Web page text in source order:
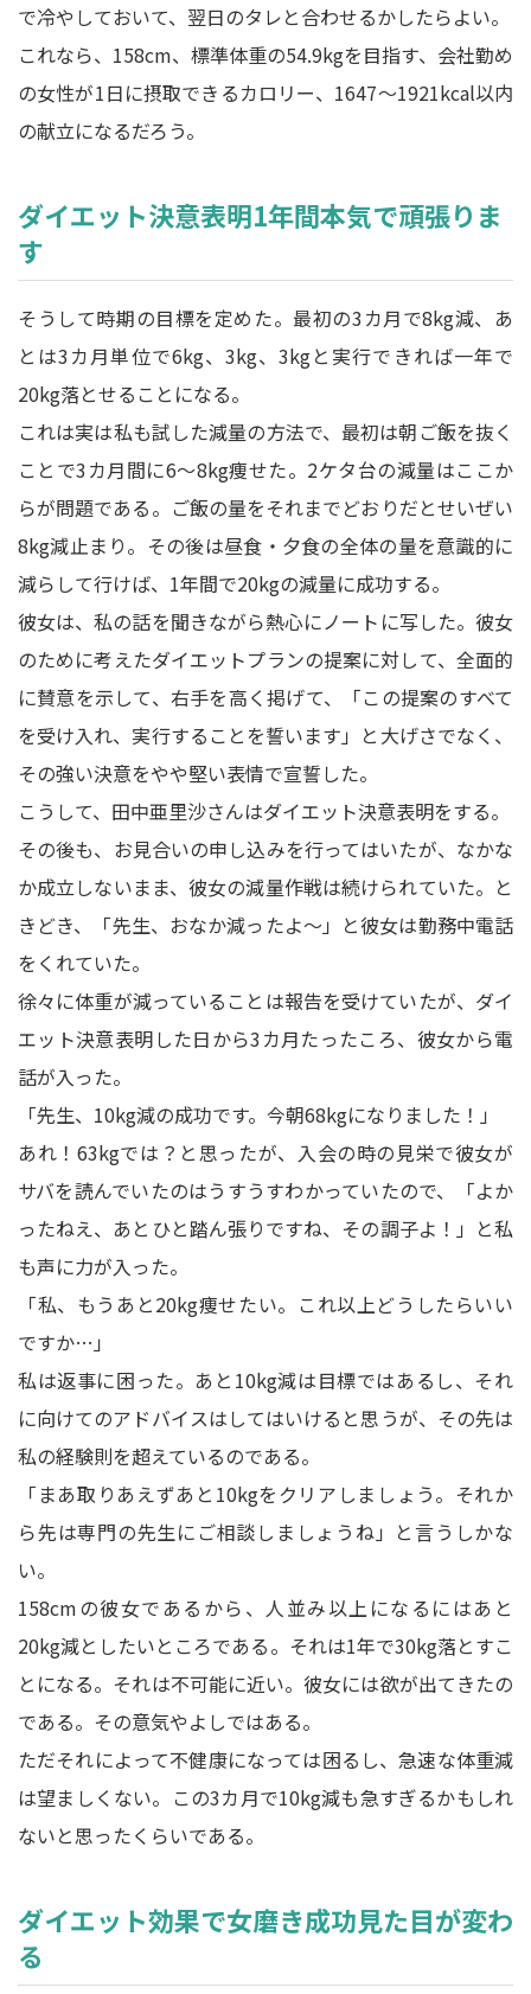
で冷やしておいて、翌日のタレと合わせるかしたらよい。
これなら、158cm、標準体重の54.9kgを目指す、会社勤め
の女性が1日に摂取できるカロリー、1647～1921kcal以内
の献立になるだろう。
ダイエット決意表明1年間本気で頑張りま
す
そうして時期の目標を定めた。最初の3カ月で8kg減、あ
とは3カ月単位で6kg、3kg、3kgと実行できれば一年で
20kg落とせることになる。
これは実は私も試した減量の方法で、最初は朝ご飯を抜く
ことで3カ月間に6～8kg痩せた。2ケタ台の減量はここか
らが問題である。ご飯の量をそれまでどおりだとせいぜい
8kg減止まり。その後は昼食・夕食の全体の量を意識的に
減らして行けば、1年間で20kgの減量に成功する。
彼女は、私の話を聞きながら熱心にノートに写した。彼女
のために考えたダイエットプランの提案に対して、全面的
に賛意を示して、右手を高く掲げて、「この提案のすべて
を受け入れ、実行することを誓います」と大げさでなく、
その強い決意をやや堅い表情で宣誓した。
こうして、田中亜里沙さんはダイエット決意表明をする。
その後も、お見合いの申し込みを行ってはいたが、なかな
か成立しないまま、彼女の減量作戦は続けられていた。と
きどき、「先生、おなか減ったよ～」と彼女は勤務中電話
をくれていた。
徐々に体重が減っていることは報告を受けていたが、ダイ
エット決意表明した日から3カ月たったころ、彼女から電
話が入った。
「先生、10kg減の成功です。今朝68kgになりました！」
あれ！63kgでは？と思ったが、入会の時の見栄で彼女が
サバを読んでいたのはうすうすわかっていたので、「よか
ったねえ、あとひと踏ん張りですね、その調子よ！」と私
も声に力が入った。
「私、もうあと20kg痩せたい。これ以上どうしたらいい
ですか…」
私は返事に困った。あと10kg減は目標ではあるし、それ
に向けてのアドバイスはしてはいけると思うが、その先は
私の経験則を超えているのである。
「まあ取りあえずあと10kgをクリアしましょう。それか
ら先は専門の先生にご相談しましょうね」と言うしかな
い。
158cmの彼女であるから、人並み以上になるにはあと
20kg減としたいところである。それは1年で30kg落とすこ
とになる。それは不可能に近い。彼女には欲が出てきたの
である。その意気やよしではある。
ただそれによって不健康になっては困るし、急速な体重減
は望ましくない。この3カ月で10kg減も急すぎるかもしれ
ないと思ったくらいである。
ダイエット効果で女磨き成功見た目が変わ
る